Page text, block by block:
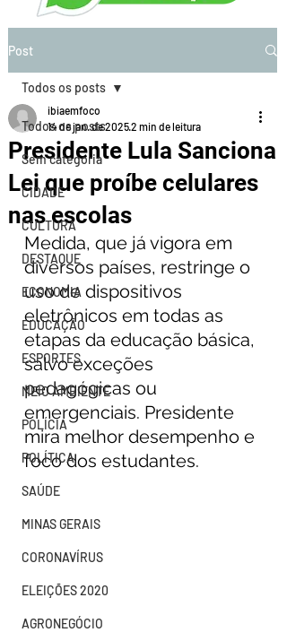
Post
Todos os posts
Sem categoria
CIDADE
CULTURA
DESTAQUE
ECONOMIA
EDUCAÇÃO
ESPORTES
MEIO AMBIENTE
POLÍCIA
POLÍTICA
SAÚDE
MINAS GERAIS
CORONAVÍRUS
ELEIÇÕES 2020
AGRONEGÓCIO
Todos os posts
Presidente Lula Sanciona
Lei que proíbe celulares
nas escolas
ibiaemfoco
14 de jan. de 20252 min de leitura
Medida, que já vigora em
diversos países, restringe o
uso de dispositivos
eletrônicos em todas as
etapas da educação básica,
salvo exceções
pedagógicas ou
emergenciais. Presidente
mira melhor desempenho e
foco dos estudantes.